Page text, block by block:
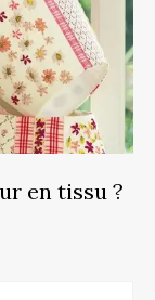
en tissu ?